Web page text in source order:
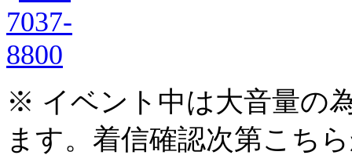
※ イベント中は大音量の
ます。着信確認次第こち